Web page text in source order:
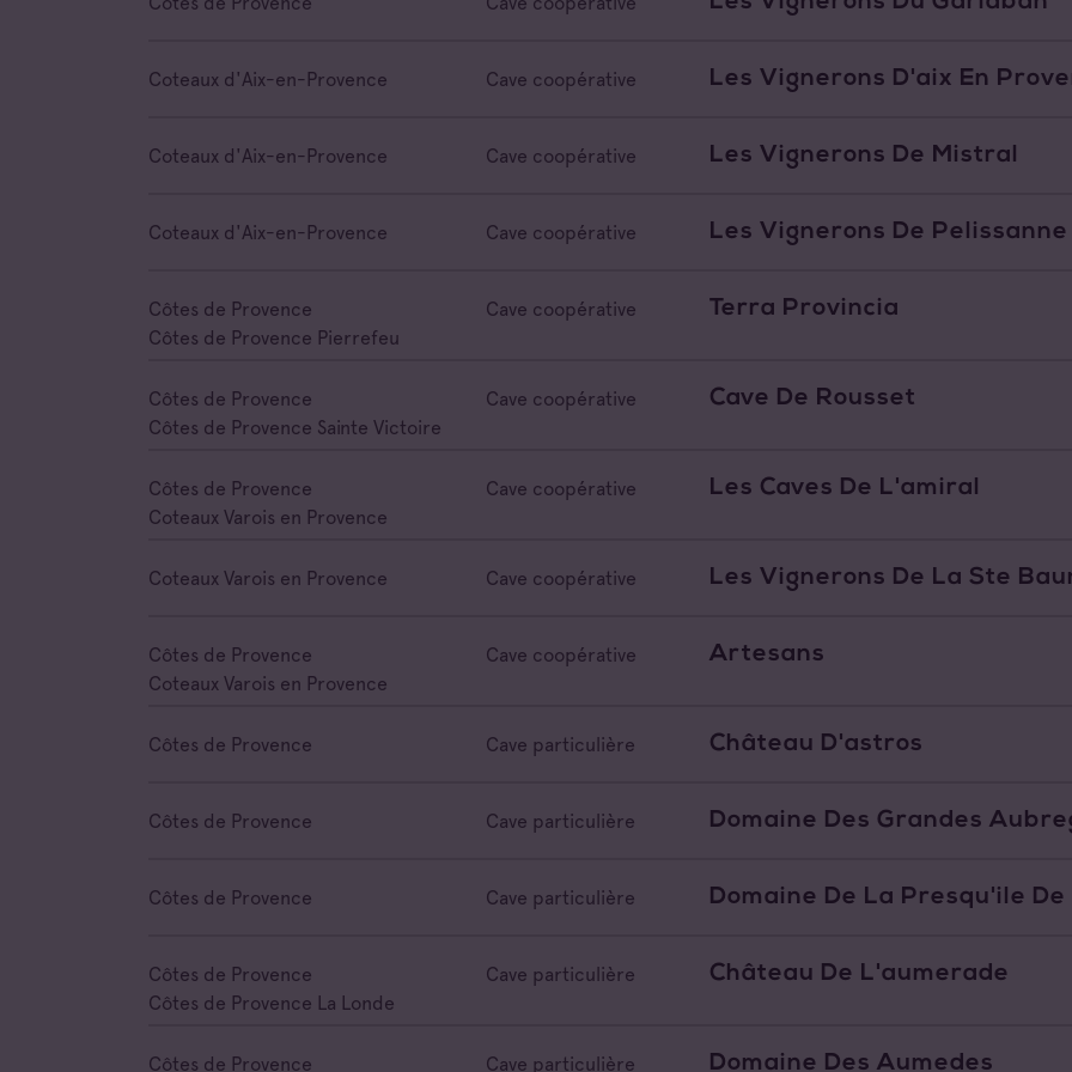
Coteaux d'Aix-en-Provence Cave coopérative Les Vignerons D'aix En
Coteaux d'Aix-en-Provence Cave coopérative Les Vignerons De Mistral
Coteaux d'Aix-en-Provence Cave coopérative Les Vignerons De Pelissanne
Côtes de Provence
Côtes de Provence Pierrefeu
Cave coopérative Terra Provincia
Côtes de Provence
Côtes de Provence Sainte Victoire
Cave coopérative Cave De Rousset
Côtes de Provence
Coteaux Varois en Provence
Cave coopérative Les Caves De L'amiral
Coteaux Varois en Provence Cave coopérative Les Vignerons De La Ste
Côtes de Provence
Coteaux Varois en Provence
Cave coopérative Artesans
Côtes de Provence Cave particulière Château D'astros
Côtes de Provence Cave particulière Domaine Des Grandes
Côtes de Provence Cave particulière Domaine De La Presqu'ile De
Côtes de Provence
Côtes de Provence La Londe
Cave particulière Château De L'aumerade
Côtes de Provence Cave particulière Domaine Des Aumedes